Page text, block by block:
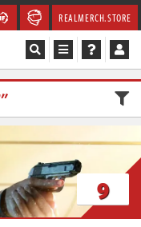
REALMERCH.STORE
9